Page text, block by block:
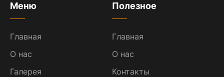
Меню
Главная
О нас
Галерея
Полезное
Главная
О нас
Контакты